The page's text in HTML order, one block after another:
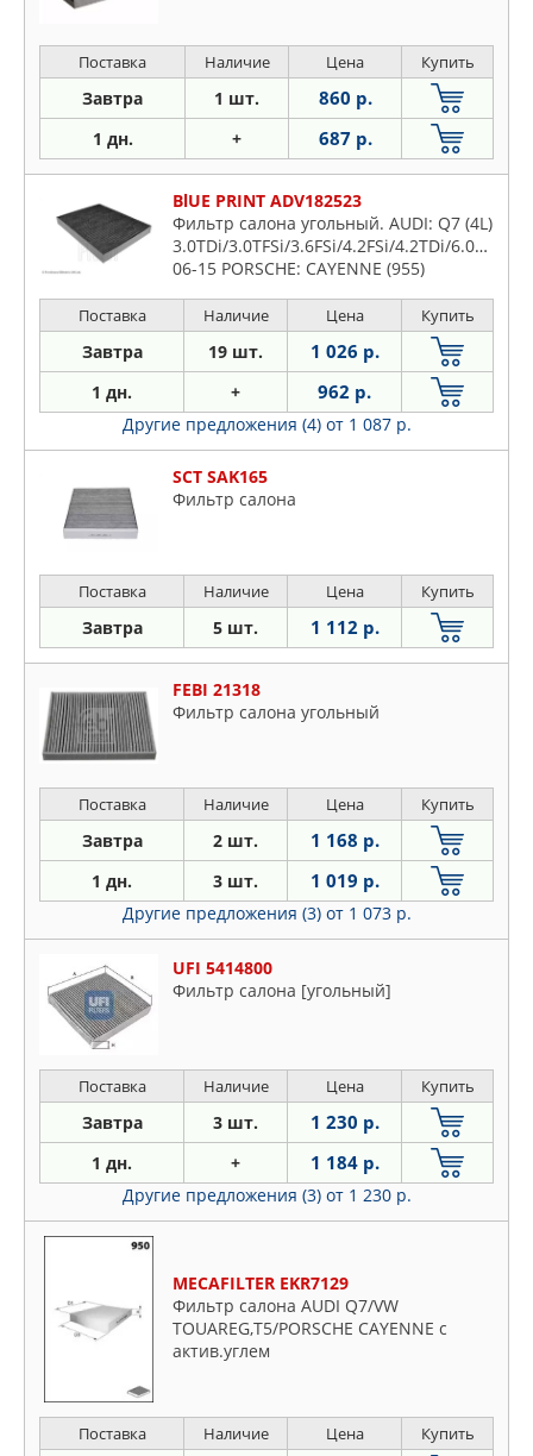
Поставка Наличие Цена Купить
Завтра 1 шт. 860 р.
1 дн. + 687 р.
BlUE PRINT ADV182523
Фильтр салона угольный. AUDI: Q7 (4L)
3.0TDi/3.0TFSi/3.6FSi/4.2FSi/4.2TDi/6.0TDi
06-15 PORSCHE: CAYENNE (955)
4.5/Turbo S 4.5
Поставка Наличие Цена Купить
Завтра 19 шт. 1 026 р.
1 дн. + 962 р.
Другие предложения (4) от 1 087 р.
SCT SAK165
Фильтр салона
Поставка Наличие Цена Купить
Завтра 5 шт. 1 112 р.
FEBI 21318
Фильтр салона угольный
Поставка Наличие Цена Купить
Завтра 2 шт. 1 168 р.
1 дн. 3 шт. 1 019 р.
Другие предложения (3) от 1 073 р.
UFI 5414800
Фильтр салона [угольный]
Поставка Наличие Цена Купить
Завтра 3 шт. 1 230 р.
1 дн. + 1 184 р.
Другие предложения (3) от 1 230 р.
MECAFILTER EKR7129
Фильтр салона AUDI Q7/VW
TOUAREG,T5/PORSCHE CAYENNE с
актив.углем
Поставка Наличие Цена Купить